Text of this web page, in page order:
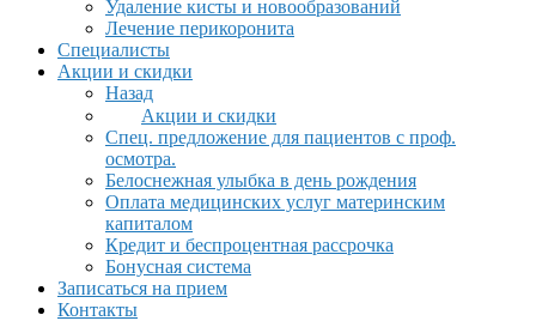
Удаление кисты и новообразований
Лечение перикоронита
Специалисты
Акции и скидки
Назад
Акции и скидки
Спец. предложение для пациентов с проф.
осмотра.
Белоснежная улыбка в день рождения
Оплата медицинских услуг материнским
капиталом
Кредит и беспроцентная рассрочка
Бонусная система
Записаться на прием
Контакты